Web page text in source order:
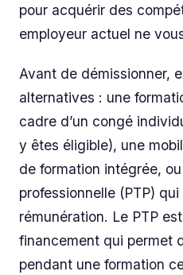
pour acquérir des
employeur actuel ne
Avant de démissionner,
alternatives : une
cadre d’un congé
y êtes éligible), une
de formation intégrée,
professionnelle (PTP)
rémunération. Le PTP
financement qui permet
pendant une formation